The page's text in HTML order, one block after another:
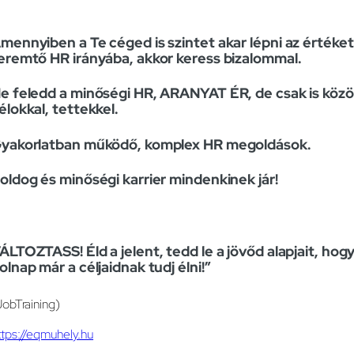
a Te céged is szintet akar lépni az értéket
HR irányába, akkor keress bizalommal.
feledd a minőségi HR, ARANYAT ÉR, de csak is
tettekkel.
működő, komplex HR megoldások.
és minőségi karrier mindenkinek jár!
Éld a jelent, tedd le a jövőd alapjait,
már a céljaidnak tudj élni!”
eqmuhely.hu